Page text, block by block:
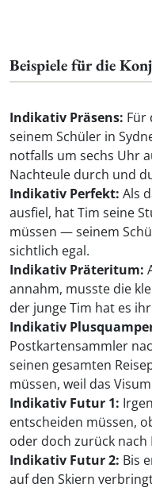
Beispiele für die
Indikativ Präsens: Für
seinem Schüler in
notfalls um sechs Uhr
Nachteule durch und
Indikativ Perfekt: Als
ausfiel, hat Tim seine
müssen — seinem
sichtlich egal.
Indikativ Präteritum:
annahm, musste die
der junge Tim hat es
Indikativ
Postkartensammler
seinen gesamten
müssen, weil das
Indikativ Futur 1:
entscheiden müssen,
oder doch zurück nach
Indikativ Futur 2: Bis
auf den Skiern